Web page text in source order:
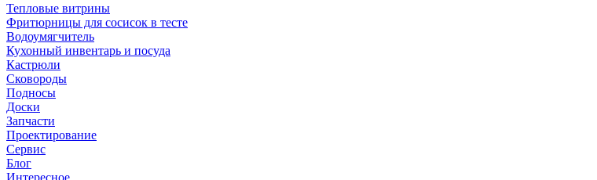
Тепловые витрины
Фритюрницы для сосисок в тесте
Водоумягчитель
Кухонный инвентарь и посуда
Кастрюли
Сковороды
Подносы
Доски
Запчасти
Проектирование
Сервис
Блог
Интересное